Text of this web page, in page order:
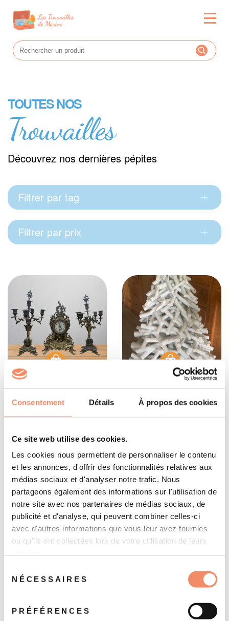
Consentement Détails À propos des cookies
Ce site web utilise des cookies.
Les cookies nous permettent de personnaliser le contenu
et les annonces, d'offrir des fonctionnalités relatives aux
médias sociaux et d'analyser notre trafic. Nous
partageons également des informations sur l'utilisation de
notre site avec nos partenaires de médias sociaux, de
publicité et d'analyse, qui peuvent combiner celles-ci
avec d'autres informations que vous leur avez fournies
ou qu'ils ont collectées lors de votre utilisation de leurs
NÉCESSAIRES
PRÉFÉRENCES
TOUTES NOS
Trouvailles
Découvrez nos dernières pépites
Filtrer par tag
Filtrer par prix
Lot de 3 garnitures
de cheminée
Splendide sapin en
bois blanchi
verre et inclusions
50 €
avec boîte à
musique intégrée